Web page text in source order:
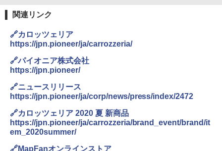
関連リンク
🔗カロッツェリア
https://jpn.pioneer/ja/carrozzeria/
🔗パイオニア株式会社
https://jpn.pioneer/
🔗ニュースリリース
https://jpn.pioneer/ja/corp/news/press/index/2472
🔗カロッツェリア 2020 夏 新商品
https://jpn.pioneer/ja/carrozzeria/brand_event/brand/it
em_2020summer/
🔗MapFanオンラインストア